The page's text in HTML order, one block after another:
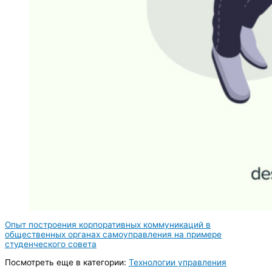
Опыт построения корпоративных коммуникаций в
общественных органах самоуправления на примере
студенческого совета
Посмотреть еще в категории: Технологии управления